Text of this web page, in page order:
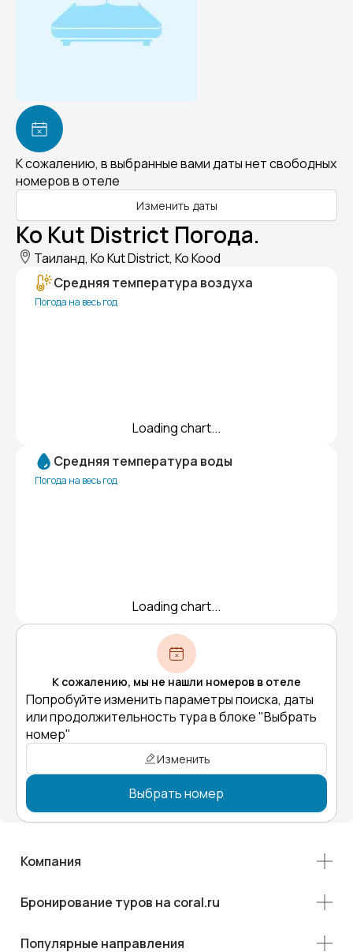
К сожалению, в выбранные вами даты нет свободных
номеров в отеле
Изменить даты
Ko Kut District Погода.
Таиланд, Ko Kut District, Ko Kood
Средняя температура воздуха
Погода на весь год
Loading chart...
Средняя температура воды
Погода на весь год
Loading chart...
К сожалению, мы не нашли номеров в отеле
Попробуйте изменить параметры поиска, даты
или продолжительность тура в блоке "Выбрать
номер"
Изменить
Выбрать номер
Компания
Бронирование туров на coral.ru
Популярные направления